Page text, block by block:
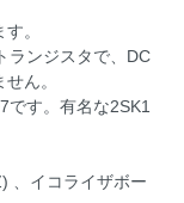
。
ランジスタで、DC
ん。
です。有名な2SK1
、イコライザボー